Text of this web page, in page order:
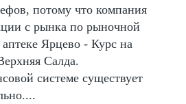
потому что компания
с рынка по рыночной
Ярцево - Курс на
Салда.
системе существует